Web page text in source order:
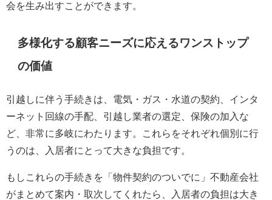
会を生み出すことができます。
多様化する顧客ニーズに応えるワンストップ
の価値
引越しに伴う手続きは、電気・ガス・水道の契約、インタ
ーネット回線の手配、引越し業者の選定、保険の加入な
ど、非常に多岐にわたります。これらをそれぞれ個別に行
うのは、入居者にとって大きな負担です。
もしこれらの手続きを「物件契約のついでに」不動産会社
がまとめて案内・取次してくれたら、入居者の負担は大き